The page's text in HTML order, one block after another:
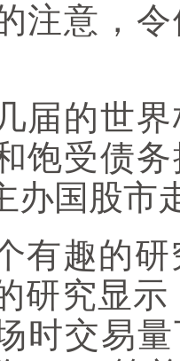
注意，
届的世
饱受债
办国股市
有趣的
研究显
时交易